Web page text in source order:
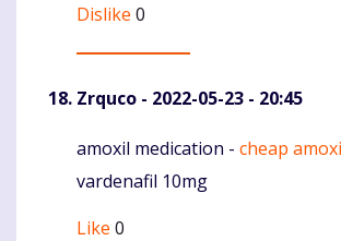
Dislike 0
Zrquco - 2022-05-23 - 20:45
Komentaras
amoxil medication - cheap
vardenafil 10mg
Like 0